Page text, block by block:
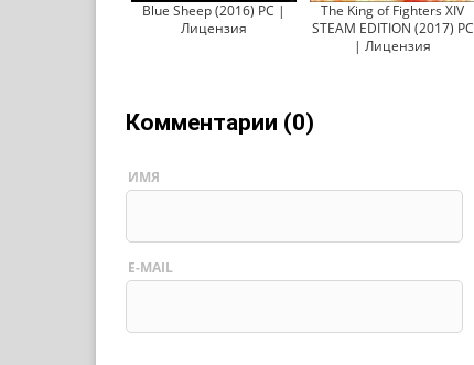
Blue Sheep (2016) PC |
Лицензия
The King of Fighters XIV
STEAM EDITION (2017) PC
| Лицензия
Комментарии (0)
ИМЯ
E-MAIL